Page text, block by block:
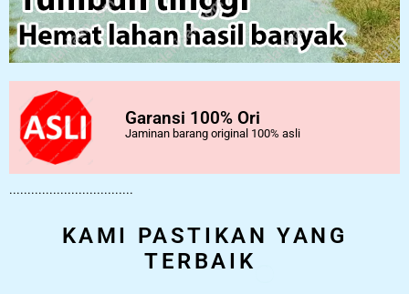
Garansi 100% Ori
Jaminan barang original 100% asli
..................................
KAMI PASTIKAN YANG
TERBAIK